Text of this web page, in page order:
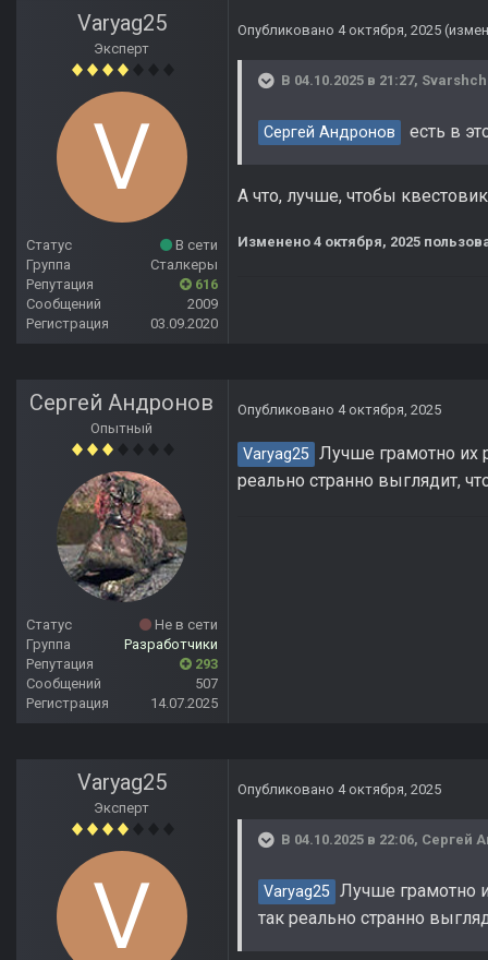
Varyag25
Эксперт
Статус
В сети
Группа
Сталкеры
Репутация
616
Сообщений
2009
Регистрация
03.09.2020
Опубликовано 4 октября, 2025
В 04.10.2025 в 21:27,
Сергей Андронов есть в
А что, лучше, чтобы
Изменено 4 октября, 2025
Сергей Андронов
Опытный
Статус
Не в сети
Группа
Разработчики
Репутация
293
Сообщений
507
Регистрация
14.07.2025
Опубликовано 4 октября, 2025
Varyag25 Лучше грамотно их
реально странно выглядит,
Varyag25
Эксперт
Опубликовано 4 октября, 2025
В 04.10.2025 в 22:06, Сергей
Varyag25 Лучше грамотно
так реально странно